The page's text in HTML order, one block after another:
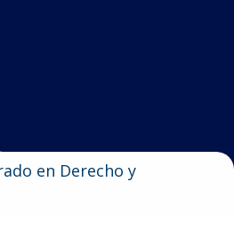
en Derecho y